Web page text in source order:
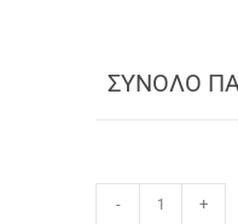
ΣΥΝΟΛΟ
- +